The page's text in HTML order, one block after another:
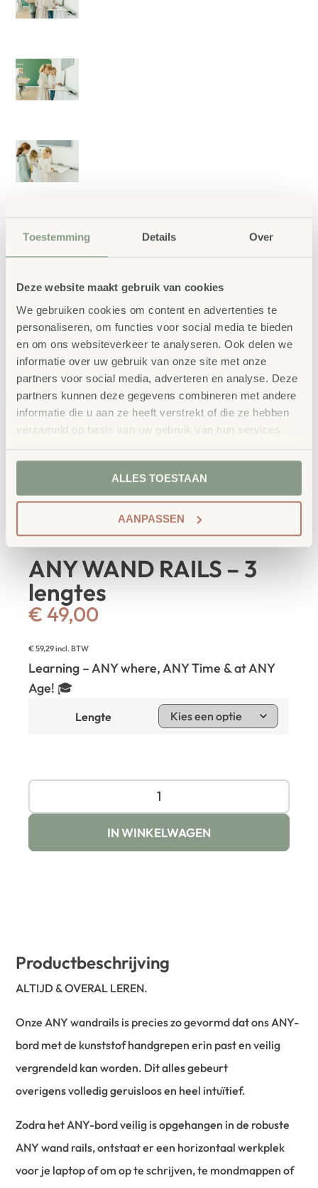
Toestemming Details Over
Deze website maakt gebruik van cookies
We gebruiken cookies om content en advertenties te
personaliseren, om functies voor social media te bieden
en om ons websiteverkeer te analyseren. Ook delen we
informatie over uw gebruik van onze site met onze
partners voor social media, adverteren en analyse. Deze
partners kunnen deze gegevens combineren met andere
informatie die u aan ze heeft verstrekt of die ze hebben
verzameld op basis van uw gebruik van hun services.
ALLES TOESTAAN
AANPASSEN
ANY WAND RAILS – 3
lengtes
€ 49,00
€59,29incl. BTW
Learning – ANY where, ANY Time & at ANY
Age! 🎓
Lengte
IN WINKELWAGEN
Productbeschrijving
ALTIJD & OVERAL LEREN.
Onze ANY wandrails is precies zo gevormd dat ons ANY-
bord met de kunststof handgrepen erin past en veilig
vergrendeld kan worden. Dit alles gebeurt
overigens volledig geruisloos en heel intuïtief.
Zodra het ANY-bord veilig is opgehangen in de robuste
ANY wand rails, ontstaat er een horizontaal werkplek
voor je laptop of om op te schrijven, te mondmappen of